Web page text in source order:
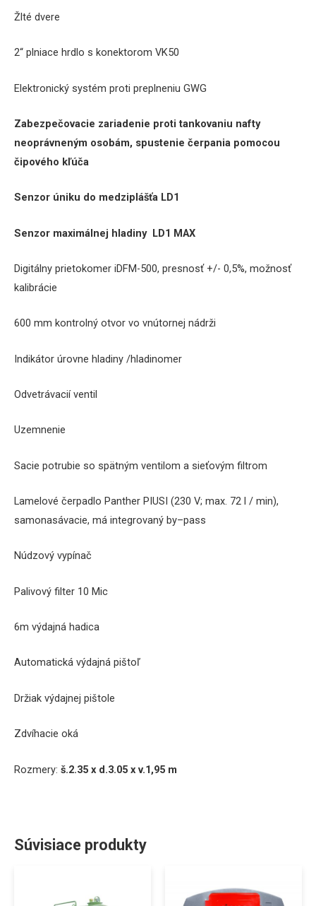
Žlté dvere
2“ plniace hrdlo s konektorom VK50
Elektronický systém proti preplneniu GWG
Zabezpečovacie zariadenie proti tankovaniu nafty
neoprávneným osobám, spustenie čerpania pomocou
čipového kľúča
Senzor úniku do medziplášťa LD1
Senzor maximálnej hladiny LD1 MAX
Digitálny prietokomer iDFM-500, presnosť +/- 0,5%, možnosť
kalibrácie
600 mm kontrolný otvor vo vnútornej nádrži
Indikátor úrovne hladiny /hladinomer
Odvetrávacií ventil
Uzemnenie
Sacie potrubie so spätným ventilom a sieťovým filtrom
Lamelové čerpadlo Panther PIUSI (230 V; max. 72 l / min),
samonasávacie, má integrovaný by–pass
Núdzový vypínač
Palivový filter 10 Mic
6m výdajná hadica
Automatická výdajná pištoľ
Držiak výdajnej pištole
Zdvíhacie oká
Rozmery: š.2.35 x d.3.05 x v.1,95 m
Súvisiace produkty